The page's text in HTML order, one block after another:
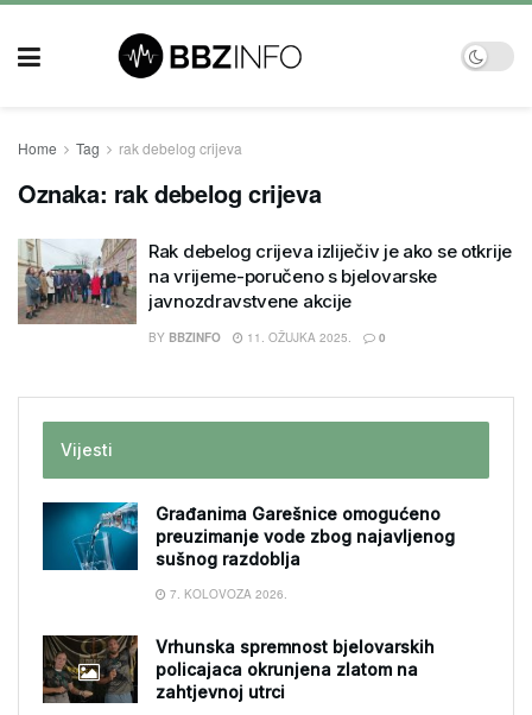
Home Tag rak debelog crijeva
Oznaka: rak debelog crijeva
Rak debelog crijeva izliječiv je ako se otkrije
na vrijeme-poručeno s bjelovarske
javnozdravstvene akcije
BY BBZINFO 11. OŽUJKA 2025. 0
Vijesti
Građanima Garešnice omogućeno
preuzimanje vode zbog najavljenog
sušnog razdoblja
7. KOLOVOZA 2026.
Vrhunska spremnost bjelovarskih
policajaca okrunjena zlatom na
zahtjevnoj utrci